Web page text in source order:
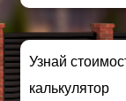
Узнай
калькулятор